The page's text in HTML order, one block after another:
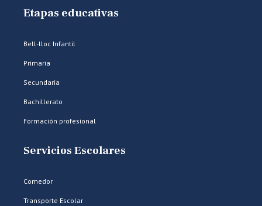
Etapas educativas
Bell-lloc Infantil
Primaria
Secundaria
Bachillerato
Formación profesional
Servicios Escolares
Comedor
Transporte Escolar